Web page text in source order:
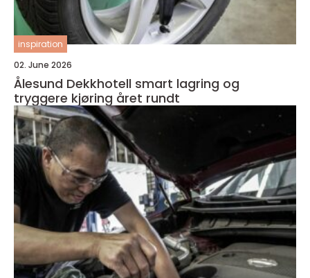
inspiration
02. June 2026
Ålesund Dekkhotell smart lagring og
tryggere kjøring året rundt